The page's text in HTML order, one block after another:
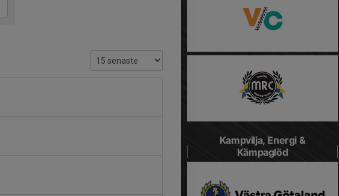
Kampvilja, Energi &
Kämpaglöd